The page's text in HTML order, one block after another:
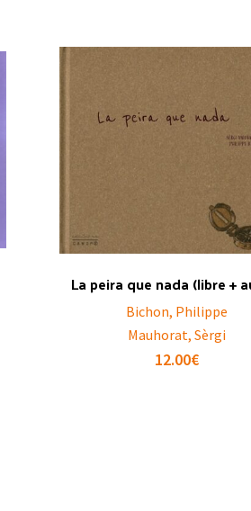
La peira que nada (libre +
Bichon, Philippe
Mauhorat, Sèrgi
12.00€